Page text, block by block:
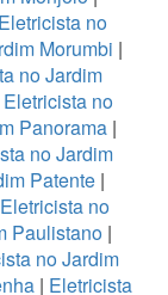
Eletricista no
Morumbi |
no Jardim
Eletricista no
Panorama |
no Jardim
Patente|
Eletricista no
Paulistano |
no Jardim
| Eletricista